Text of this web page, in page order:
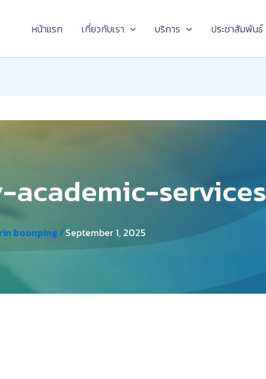
หน้าแรก เกี่ยวกับเรา บริการ ประชาสัมพันธ์
services
boonping/September 1, 2025